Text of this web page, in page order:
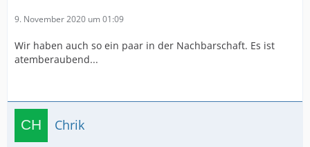
9. November 2020 um 01:09
Wir haben auch so ein paar in der Nachbarschaft. Es ist
atemberaubend...
Chrik